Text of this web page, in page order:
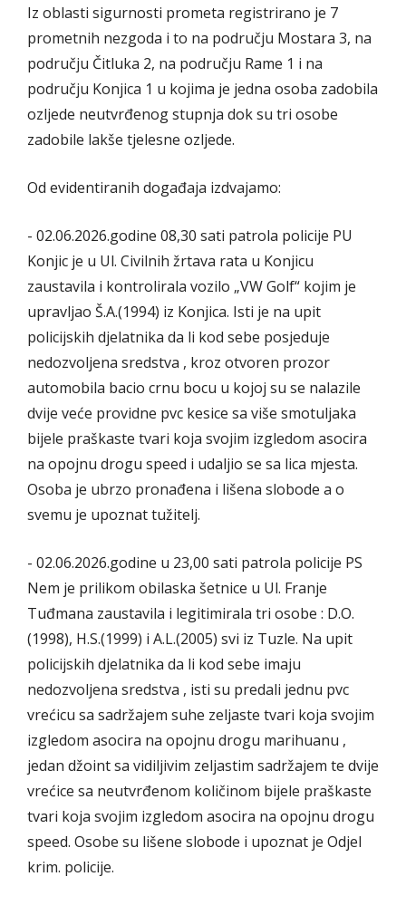
Iz oblasti sigurnosti prometa registrirano je 7
prometnih nezgoda i to na području Mostara 3, na
području Čitluka 2, na području Rame 1 i na
području Konjica 1 u kojima je jedna osoba zadobila
ozljede neutvrđenog stupnja dok su tri osobe
zadobile lakše tjelesne ozljede.
Od evidentiranih događaja izdvajamo:
- 02.06.2026.godine 08,30 sati patrola policije PU
Konjic je u Ul. Civilnih žrtava rata u Konjicu
zaustavila i kontrolirala vozilo „VW Golf“ kojim je
upravljao Š.A.(1994) iz Konjica. Isti je na upit
policijskih djelatnika da li kod sebe posjeduje
nedozvoljena sredstva , kroz otvoren prozor
automobila bacio crnu bocu u kojoj su se nalazile
dvije veće providne pvc kesice sa više smotuljaka
bijele praškaste tvari koja svojim izgledom asocira
na opojnu drogu speed i udaljio se sa lica mjesta.
Osoba je ubrzo pronađena i lišena slobode a o
svemu je upoznat tužitelj.
- 02.06.2026.godine u 23,00 sati patrola policije PS
Nem je prilikom obilaska šetnice u Ul. Franje
Tuđmana zaustavila i legitimirala tri osobe : D.O.
(1998), H.S.(1999) i A.L.(2005) svi iz Tuzle. Na upit
policijskih djelatnika da li kod sebe imaju
nedozvoljena sredstva , isti su predali jednu pvc
vrećicu sa sadržajem suhe zeljaste tvari koja svojim
izgledom asocira na opojnu drogu marihuanu ,
jedan džoint sa vidiljivim zeljastim sadržajem te dvije
vrećice sa neutvrđenom količinom bijele praškaste
tvari koja svojim izgledom asocira na opojnu drogu
speed. Osobe su lišene slobode i upoznat je Odjel
krim. policije.